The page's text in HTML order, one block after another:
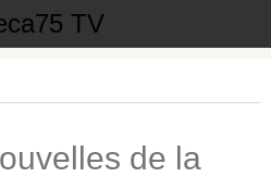
TV
de la